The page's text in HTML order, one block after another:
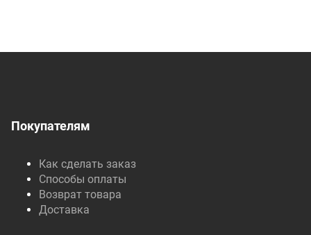
Покупателям
Как сделать заказ
Способы оплаты
Возврат товара
Доставка